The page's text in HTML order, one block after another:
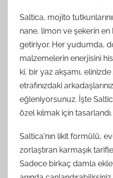
Saltica, mojito
nane, limon ve şekerin
getiriyor. Her yudumda,
malzemelerin enerjisini
ki, bir yaz akşamı,
etrafınızdaki
eğleniyorsunuz. İşte
özel kılmak için tasarlandı.
Saltica'nın likit formülü,
zorlaştıran karmaşık
Sadece birkaç damla